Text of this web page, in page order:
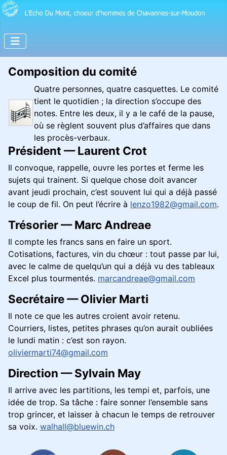
Composition du comité
Quatre personnes, quatre casquettes. Le comité
tient le quotidien ; la direction s’occupe des
notes. Entre les deux, il y a le café de la pause,
où se règlent souvent plus d’affaires que dans
les procès-verbaux.
Président — Laurent Crot
Il convoque, rappelle, ouvre les portes et ferme les
sujets qui trainent. Si quelque chose doit avancer
avant jeudi prochain, c’est souvent lui qui a déjà passé
le coup de fil. On peut l’écrire à lenzo1982@gmail.com.
Trésorier — Marc Andreae
Il compte les francs sans en faire un sport.
Cotisations, factures, vin du chœur : tout passe par lui,
avec le calme de quelqu’un qui a déjà vu des tableaux
Excel plus tourmentés. marcandreae@gmail.com
Secrétaire — Olivier Marti
Il note ce que les autres croient avoir retenu.
Courriers, listes, petites phrases qu’on aurait oubliées
le lundi matin : c’est son rayon.
oliviermarti74@gmail.com
Direction — Sylvain May
Il arrive avec les partitions, les tempi et, parfois, une
idée de trop. Sa tâche : faire sonner l’ensemble sans
trop grincer, et laisser à chacun le temps de retrouver
sa voix. walhall@bluewin.ch